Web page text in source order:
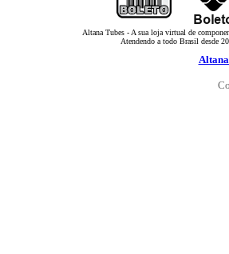
Altana Tubes - A sua loja virtual de
Atendendo a todo Brasil desde